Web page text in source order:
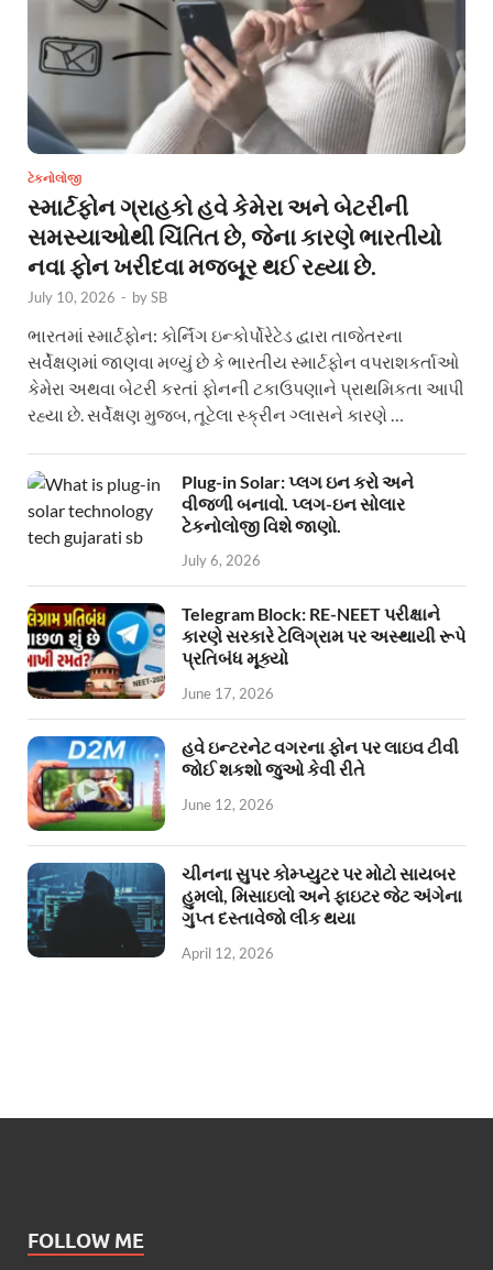
ટેકનોલોજી
સ્માર્ટફોન ગ્રાહકો હવે કેમેરા અને બેટરીની
સમસ્યાઓથી ચિંતિત છે, જેના કારણે ભારતીયો
નવા ફોન ખરીદવા મજબૂર થઈ રહ્યા છે.
July 10, 2026 - bySB
ભારતમાં સ્માર્ટફોન: કોર્નિંગ ઇન્કોર્પોરેટેડ દ્વારા તાજેતરના
સર્વેક્ષણમાં જાણવા મળ્યું છે કે ભારતીય સ્માર્ટફોન વપરાશકર્તાઓ
કેમેરા અથવા બેટરી કરતાં ફોનની ટકાઉપણાને પ્રાથમિકતા આપી
રહ્યા છે. સર્વેક્ષણ મુજબ, તૂટેલા સ્ક્રીન ગ્લાસને કારણે …
Plug-in Solar: પ્લગ ઇન કરો અને
વીજળી બનાવો. પ્લગ-ઇન સોલાર
ટેકનોલોજી વિશે જાણો.
July 6, 2026
Telegram Block: RE-NEET પરીક્ષાને
કારણે સરકારે ટેલિગ્રામ પર અસ્થાયી રૂપે
પ્રતિબંધ મૂક્યો
June 17, 2026
હવે ઇન્ટરનેટ વગરના ફોન પર લાઇવ ટીવી
જોઈ શકશો જુઓ કેવી રીતે
June 12, 2026
ચીનના સુપર કોમ્પ્યુટર પર મોટો સાયબર
હુમલો, મિસાઇલો અને ફાઇટર જેટ અંગેના
ગુપ્ત દસ્તાવેજો લીક થયા
April 12, 2026
FOLLOW ME